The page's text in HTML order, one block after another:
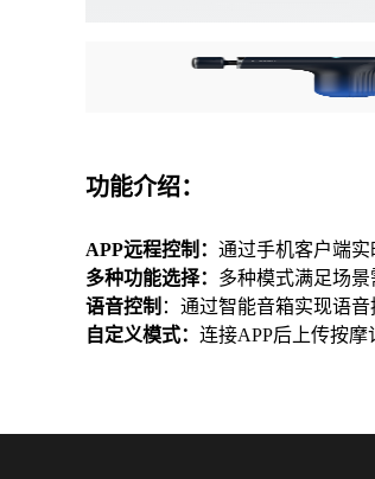
功能介绍：
APP远程控制： 通过手机客户端实
多种功能选择： 多种模式满足场景
语音控制 ：通过智能音箱实现语音
自定义模式： 连接APP后上传按摩